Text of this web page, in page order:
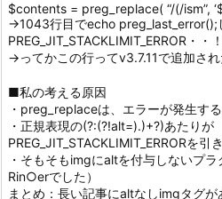
$contents = preg_replace( “/(/ism”,
→1043行目でecho preg_last_error();
PREG_JIT_STACKLIMIT_ERROR・・
→ってかこの行ってv3.7.11で追加さ
■私の考える原因
・preg_replaceは、エラーが発生す
・正規表現の(?:(?!alt=).)+?)あたりが
PREG_JIT_STACKLIMIT_ERRORを引
・そもそもimgにaltを付与しないプ
Rin○erでした）
まとめ：長い記事にaltなしimgタグが